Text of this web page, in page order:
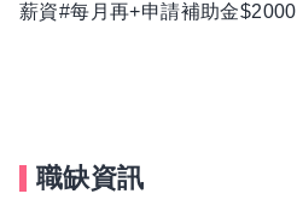
薪資#每月再+申請補助金$2000
職缺資訊